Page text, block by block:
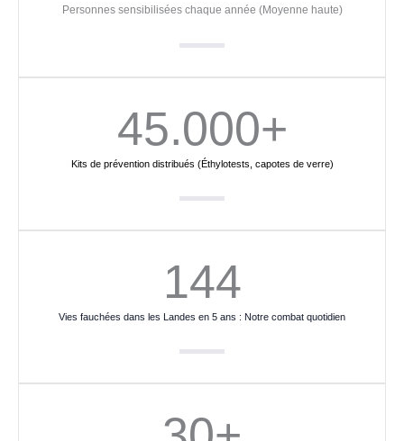
Personnes sensibilisées chaque année (Moyenne haute)
Kits de prévention distribués (Éthylotests, capotes de verre)
45.000+
Vies fauchées dans les Landes en 5 ans : Notre combat quotidien
144